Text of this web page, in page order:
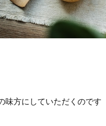
味方にしていただくのです